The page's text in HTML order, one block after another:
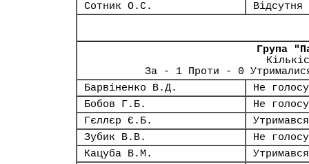
Сотник О.С.
Відсутня
Група
За - 1 Проти - 0
Барвіненко В.Д.
Не
Бобов Г.Б.
Не
Гєллєр Є.Б.
Утримався
Зубик В.В.
Не
Кацуба В.М.
Утримався